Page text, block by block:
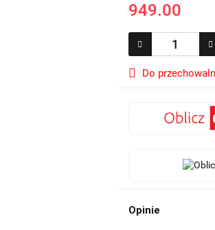
949.00
Do
Opinie